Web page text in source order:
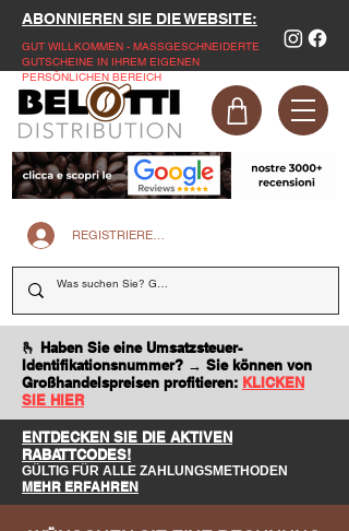
ABONNIEREN SIE DIE WEBSITE:
GUT WILLKOMMEN - MASSGESCHNEIDERTE
GUTSCHEINE IN IHREM EIGENEN
PERSÖNLICHEN BEREICH
REGISTRIEREN SIE SICH AUF DER WEBSITE
🫰 Haben Sie eine Umsatzsteuer-
Identifikationsnummer? → Sie können von
Großhandelspreisen profitieren: KLICKEN
SIE HIER
ENTDECKEN SIE DIE AKTIVEN
RABATTCODES!
GÜLTIG FÜR ALLE ZAHLUNGSMETHODEN
MEHR ERFAHREN